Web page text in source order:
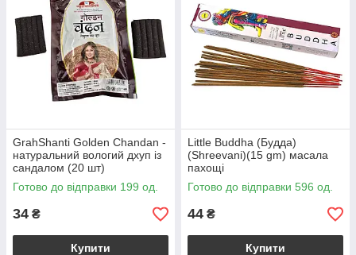
GrahShanti Golden Chandan -
натуральний вологий дхуп із
сандалом (20 шт)
Готово до відправки 199 од.
34 ₴
Купити
Little Buddha (Будда)
(Shreevani)(15 gm) масала
пахощі
Готово до відправки 596 од.
44 ₴
Купити